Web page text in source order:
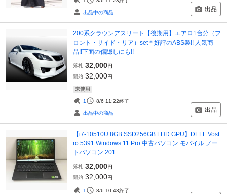
出品中の商品 出品
200系クラウンアスリート【後期用】エアロ1台分（フ
ロント・サイド・リア）set＊好評のABS製!! 人気商
品!!下面の傷隠しにも!!
落札 32,000円
開始 32,000円
未使用
1 8/6 11:22終了
出品中の商品 出品
【i7-10510U 8GB SSD256GB FHD GPU】DELL Vost
ro 5391 Windows 11 Pro 中古パソコン モバイル ノー
トパソコン 201
落札 32,000円
開始 32,000円
1 8/6 10:43終了